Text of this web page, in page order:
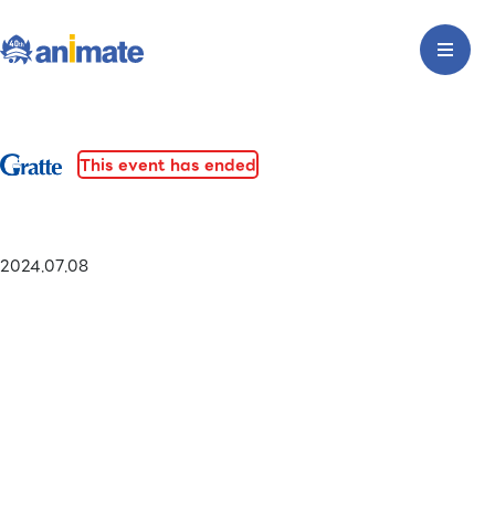
This event has ended
2024.07.08